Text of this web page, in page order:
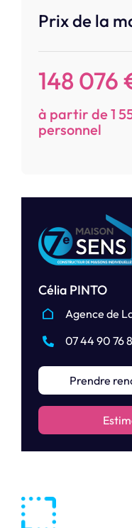
Prix de la
148 076
à partir de 1
personnel
Célia PINTO
Agence de
07 44 90 76
Prendre